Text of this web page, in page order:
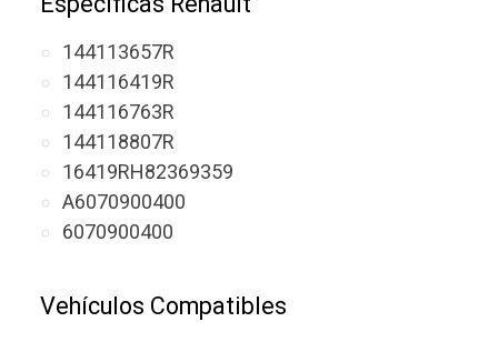
144113657R
144116419R
144116763R
144118807R
16419RH82369359
A6070900400
6070900400
Vehículos Compatibles